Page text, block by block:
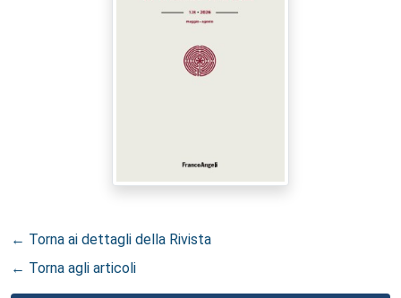
← Torna ai dettagli della Rivista
← Torna agli articoli